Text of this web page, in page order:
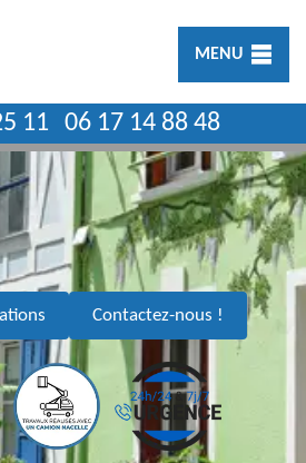
MENU
11 06 17 14 88 48
Contactez-nous !